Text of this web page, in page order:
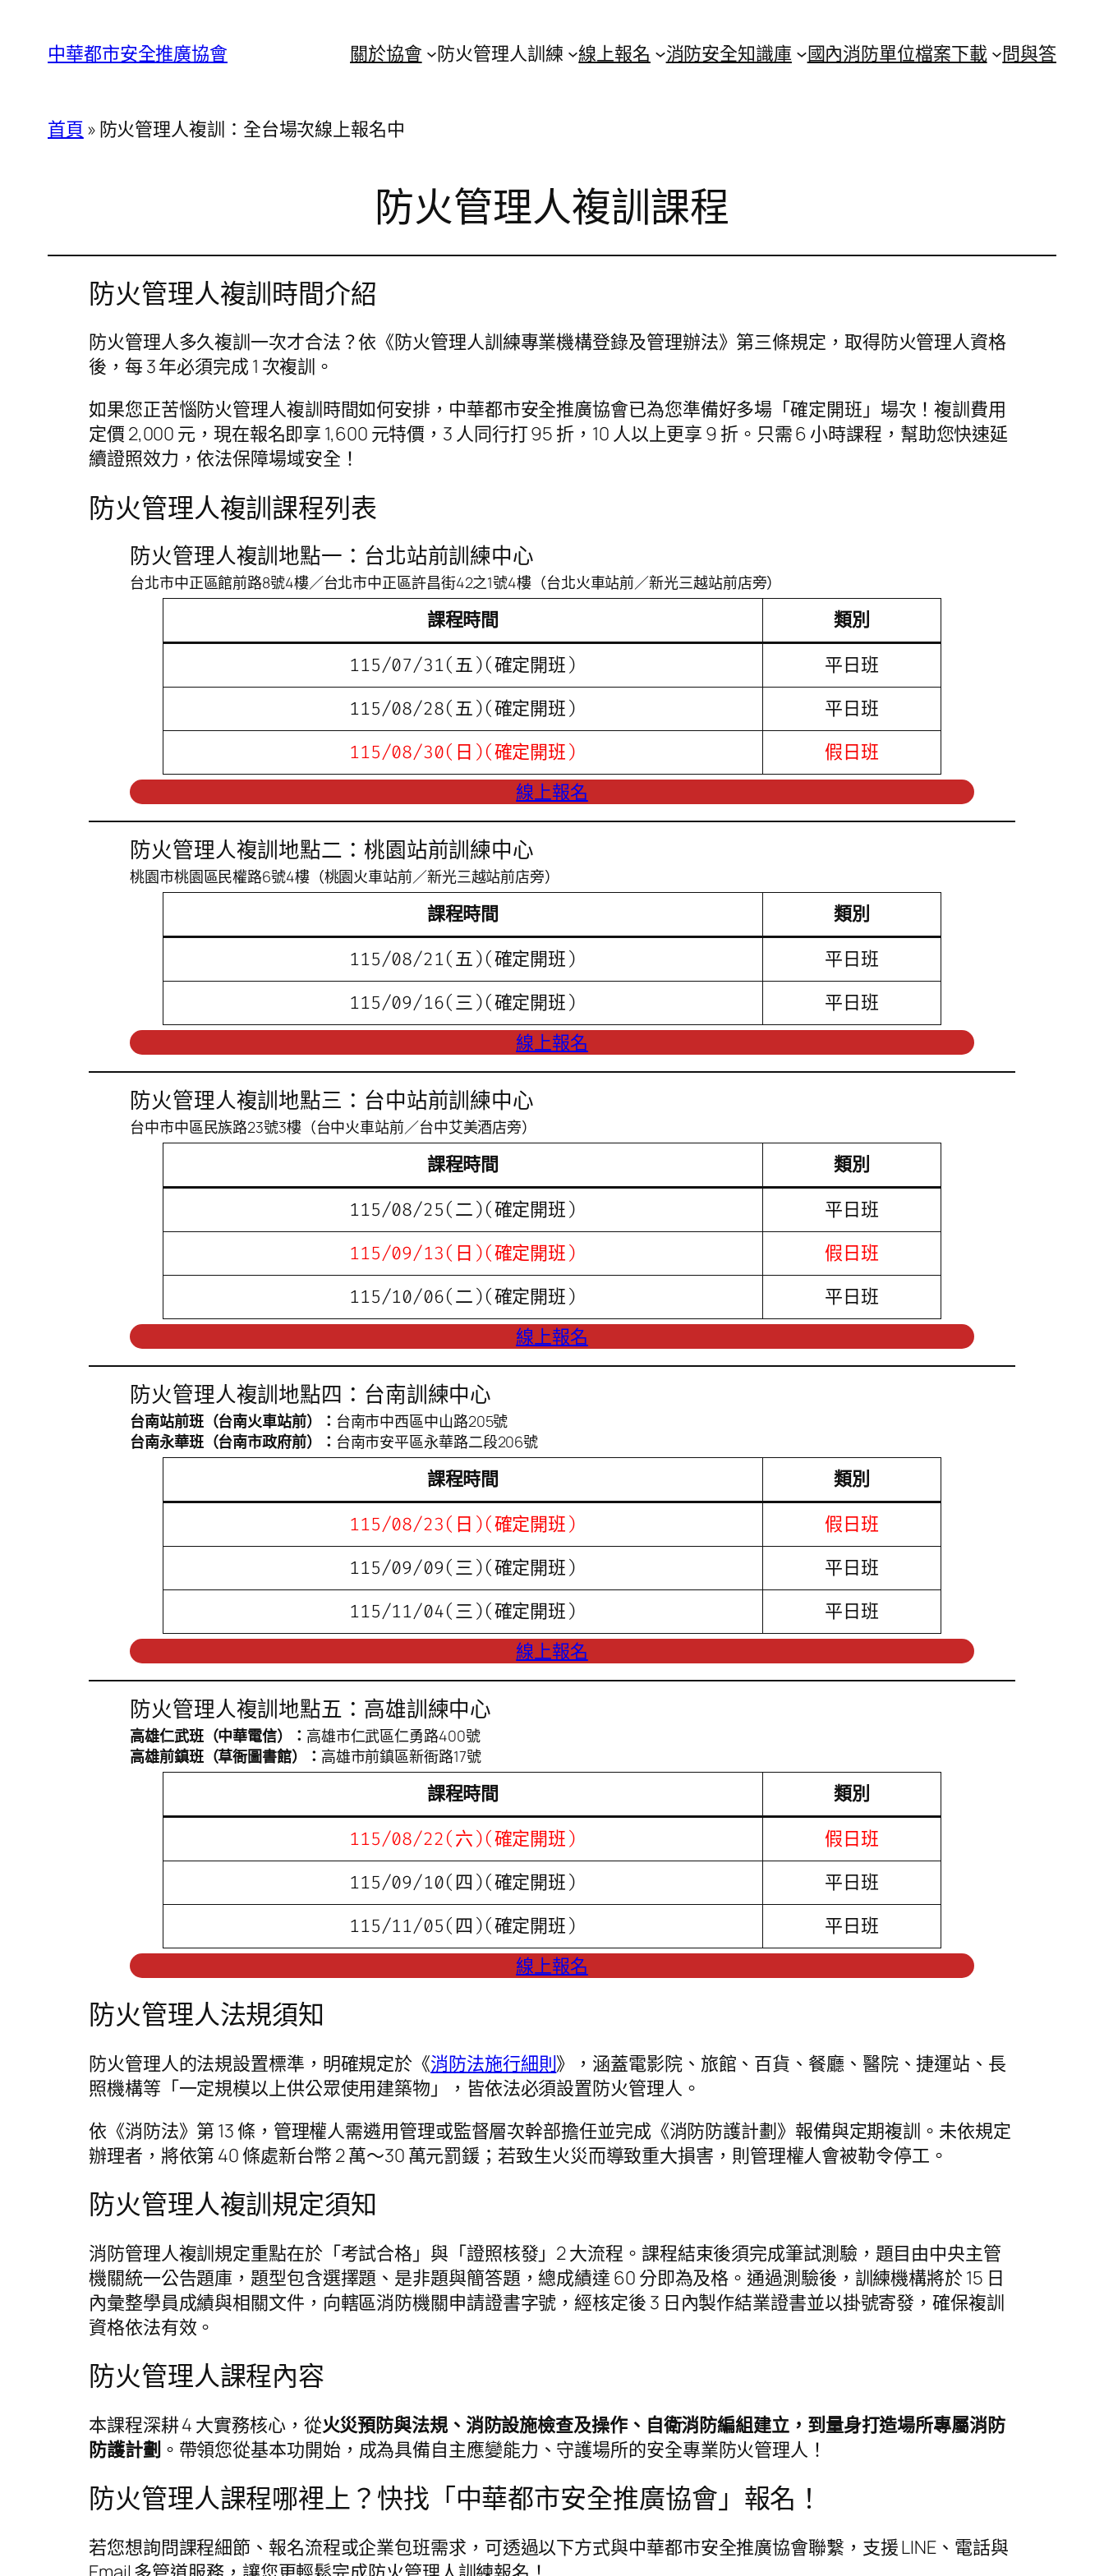
中華都市安全推廣協會 關於協會 防火管理人訓練 線上報名 消防安全知識庫 國內消防單位檔案下載 問與答
首頁 » 防火管理人複訓：全台場次線上報名中
防火管理人複訓課程
防火管理人複訓時間介紹
防火管理人多久複訓一次才合法？依《防火管理人訓練專業機構登錄及管理辦法》第三條規定，取得防火管理人資格
後，每 3 年必須完成 1 次複訓。
如果您正苦惱防火管理人複訓時間如何安排，中華都市安全推廣協會已為您準備好多場「確定開班」場次！複訓費用
定價 2,000 元，現在報名即享 1,600 元特價，3 人同行打 95 折，10 人以上更享 9 折。只需 6 小時課程，幫助您快速延
續證照效力，依法保障場域安全！
防火管理人複訓課程列表
防火管理人複訓地點一：台北站前訓練中心
台北市中正區館前路8號4樓／台北市中正區許昌街42之1號4樓（台北火車站前／新光三越站前店旁）
課程時間
類別
115/07/31(五)(確定開班)
平日班
115/08/28(五)(確定開班)
平日班
115/08/30(日)(確定開班)
假日班
線上報名
防火管理人複訓地點二：桃園站前訓練中心
桃園市桃園區民權路6號4樓（桃園火車站前／新光三越站前店旁）
課程時間
類別
115/08/21(五)(確定開班)
平日班
115/09/16(三)(確定開班)
平日班
線上報名
防火管理人複訓地點三：台中站前訓練中心
台中市中區民族路23號3樓（台中火車站前／台中艾美酒店旁）
課程時間
類別
115/08/25(二)(確定開班)
平日班
115/09/13(日)(確定開班)
假日班
115/10/06(二)(確定開班)
平日班
線上報名
防火管理人複訓地點四：台南訓練中心
台南站前班（台南火車站前）： 台南市中西區中山路205號
台南永華班（台南市政府前）： 台南市安平區永華路二段206號
課程時間
類別
115/08/23(日)(確定開班)
假日班
115/09/09(三)(確定開班)
平日班
115/11/04(三)(確定開班)
平日班
線上報名
防火管理人複訓地點五：高雄訓練中心
高雄仁武班（中華電信）： 高雄市仁武區仁勇路400號
高雄前鎮班（草衙圖書館）： 高雄市前鎮區新衙路17號
課程時間
類別
115/08/22(六)(確定開班)
假日班
115/09/10(四)(確定開班)
平日班
115/11/05(四)(確定開班)
平日班
線上報名
防火管理人法規須知
防火管理人的法規設置標準，明確規定於《消防法施行細則》，涵蓋電影院、旅館、百貨、餐廳、醫院、捷運站、長
照機構等「一定規模以上供公眾使用建築物」，皆依法必須設置防火管理人。
依《消防法》第 13 條，管理權人需遴用管理或監督層次幹部擔任並完成《消防防護計劃》報備與定期複訓。未依規定
辦理者，將依第 40 條處新台幣 2 萬～30 萬元罰鍰；若致生火災而導致重大損害，則管理權人會被勒令停工。
防火管理人複訓規定須知
消防管理人複訓規定重點在於「考試合格」與「證照核發」2 大流程。課程結束後須完成筆試測驗，題目由中央主管
機關統一公告題庫，題型包含選擇題、是非題與簡答題，總成績達 60 分即為及格。通過測驗後，訓練機構將於 15 日
內彙整學員成績與相關文件，向轄區消防機關申請證書字號，經核定後 3 日內製作結業證書並以掛號寄發，確保複訓
資格依法有效。
防火管理人課程內容
本課程深耕 4 大實務核心，從火災預防與法規、消防設施檢查及操作、自衛消防編組建立，到量身打造場所專屬消防
防護計劃 。帶領您從基本功開始，成為具備自主應變能力、守護場所的安全專業防火管理人！
防火管理人課程哪裡上？快找「中華都市安全推廣協會」報名！
若您想詢問課程細節、報名流程或企業包班需求，可透過以下方式與中華都市安全推廣協會聯繫，支援 LINE、電話與